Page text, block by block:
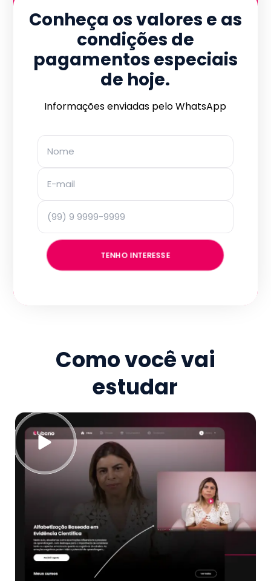
Conheça os valores e as
condições de
pagamentos especiais
de hoje.
Informações enviadas pelo WhatsApp
TENHO INTERESSE
Como você vai
estudar